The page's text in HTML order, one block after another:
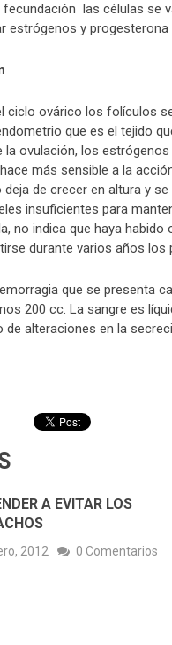
las células se
estrógenos y
ciclo ovárico los folículos
que es el tejido
la ovulación, los
más sensible a la
de crecer en altura y
insuficientes para
no indica que haya
durante varios años
que se presenta
200 cc. La sangre es
de alteraciones en la
A EVITAR LOS
2012 0 Comentarios